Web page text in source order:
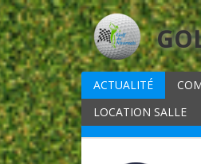
ACTUALITÉ
LOCATION SALLE